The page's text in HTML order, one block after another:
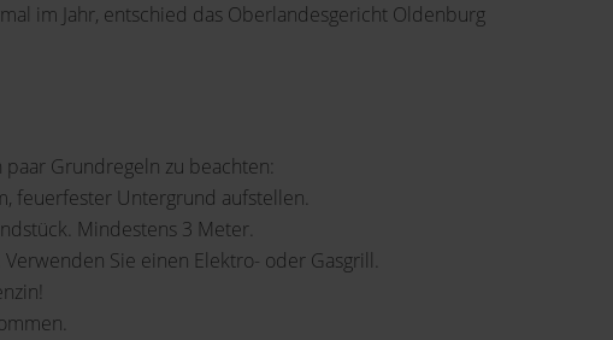
im Jahr, entschied das Oberlandesgericht Oldenburg
Grundregeln zu beachten:
feuerfester Untergrund aufstellen.
Mindestens 3 Meter.
Sie einen Elektro- oder Gasgrill.